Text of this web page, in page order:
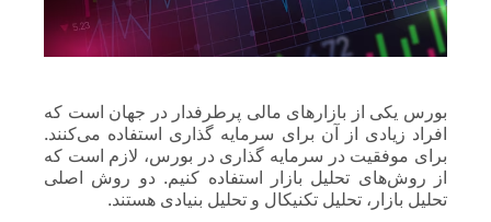
بورس یکی از بازارهای مالی پرطرفدار در جهان است که
افراد زیادی از آن برای سرمایه گذاری استفاده می‌کنند.
برای موفقیت در سرمایه گذاری در بورس، لازم است که
از روش‌های تحلیل بازار استفاده کنیم. دو روش اصلی
تحلیل بازار، تحلیل تکنیکال و تحلیل بنیادی هستند.